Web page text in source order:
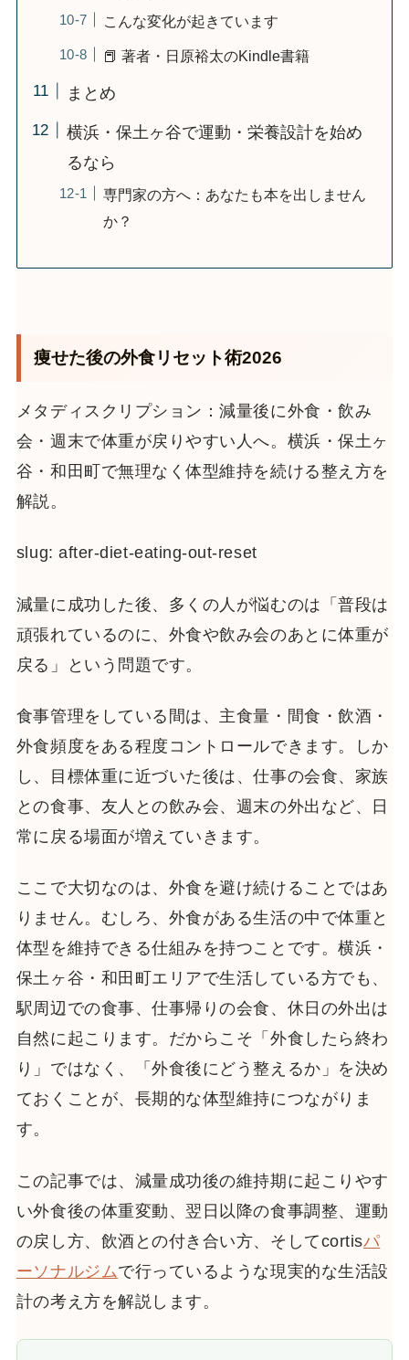
こんな変化が起きています
📕 著者・日原裕太のKindle書籍
まとめ
横浜・保土ヶ谷で運動・栄養設計を始め
るなら
専門家の方へ：あなたも本を出しません
か？
痩せた後の外食リセット術2026
メタディスクリプション：減量後に外食・飲み
会・週末で体重が戻りやすい人へ。横浜・保土ヶ
谷・和田町で無理なく体型維持を続ける整え方を
解説。
slug: after-diet-eating-out-reset
減量に成功した後、多くの人が悩むのは「普段は
頑張れているのに、外食や飲み会のあとに体重が
戻る」という問題です。
食事管理をしている間は、主食量・間食・飲酒・
外食頻度をある程度コントロールできます。しか
し、目標体重に近づいた後は、仕事の会食、家族
との食事、友人との飲み会、週末の外出など、日
常に戻る場面が増えていきます。
ここで大切なのは、外食を避け続けることではあ
りません。むしろ、外食がある生活の中で体重と
体型を維持できる仕組みを持つことです。横浜・
保土ヶ谷・和田町エリアで生活している方でも、
駅周辺での食事、仕事帰りの会食、休日の外出は
自然に起こります。だからこそ「外食したら終わ
り」ではなく、「外食後にどう整えるか」を決め
ておくことが、長期的な体型維持につながりま
す。
この記事では、減量成功後の維持期に起こりやす
い外食後の体重変動、翌日以降の食事調整、運動
の戻し方、飲酒との付き合い方、そしてcortisパ
ーソナルジムで行っているような現実的な生活設
計の考え方を解説します。